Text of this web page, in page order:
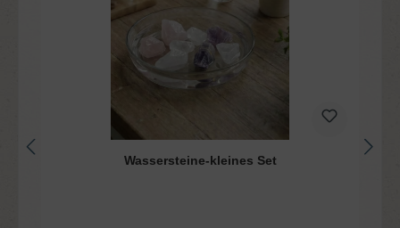
Wassersteine-kleines Set